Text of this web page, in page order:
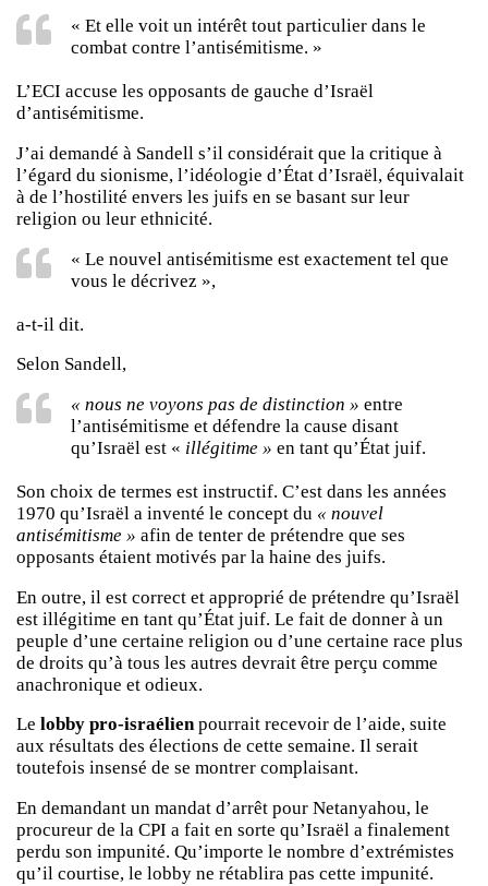
« Et elle voit un intérêt tout particulier dans le
combat contre l’antisémitisme. »
L’ECI accuse les opposants de gauche d’Israël
d’antisémitisme.
J’ai demandé à Sandell s’il considérait que la critique à
l’égard du sionisme, l’idéologie d’État d’Israël, équivalait
à de l’hostilité envers les juifs en se basant sur leur
religion ou leur ethnicité.
« Le nouvel antisémitisme est exactement tel que
vous le décrivez »,
a-t-il dit.
Selon Sandell,
« nous ne voyons pas de distinction » entre
l’antisémitisme et défendre la cause disant
qu’Israël est « illégitime » en tant qu’État juif.
Son choix de termes est instructif. C’est dans les années
1970 qu’Israël a inventé le concept du « nouvel
antisémitisme » afin de tenter de prétendre que ses
opposants étaient motivés par la haine des juifs.
En outre, il est correct et approprié de prétendre qu’Israël
est illégitime en tant qu’État juif. Le fait de donner à un
peuple d’une certaine religion ou d’une certaine race plus
de droits qu’à tous les autres devrait être perçu comme
anachronique et odieux.
Le lobby pro-israélienpourrait recevoir de l’aide, suite
aux résultats des élections de cette semaine. Il serait
toutefois insensé de se montrer complaisant.
En demandant un mandat d’arrêt pour Netanyahou, le
procureur de la CPI a fait en sorte qu’Israël a finalement
perdu son impunité. Qu’importe le nombre d’extrémistes
qu’il courtise, le lobby ne rétablira pas cette impunité.